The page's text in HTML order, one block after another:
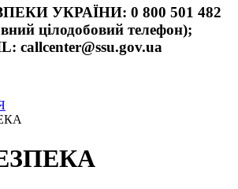
УКРАЇНИ: 0 800 501 482
цілодобовий телефон);
callcenter@ssu.gov.ua